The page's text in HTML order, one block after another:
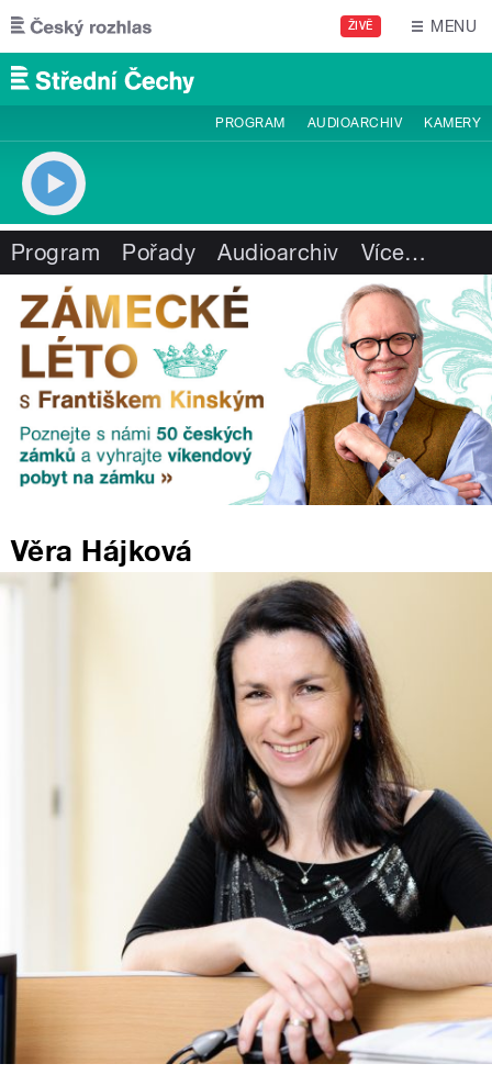
Přejít k hlavnímu obsahu
ŽIVĚ MENU
PROGRAM AUDIOARCHIV KAMERY
Program Pořady Audioarchiv Více…
Věra Hájková